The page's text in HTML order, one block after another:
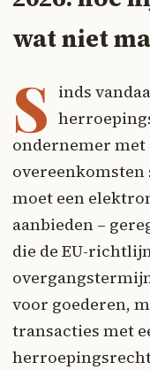
wat niet
S inds
ondernemer
moet een
aanbieden –
die de EU-
voor goederen,
transacties met